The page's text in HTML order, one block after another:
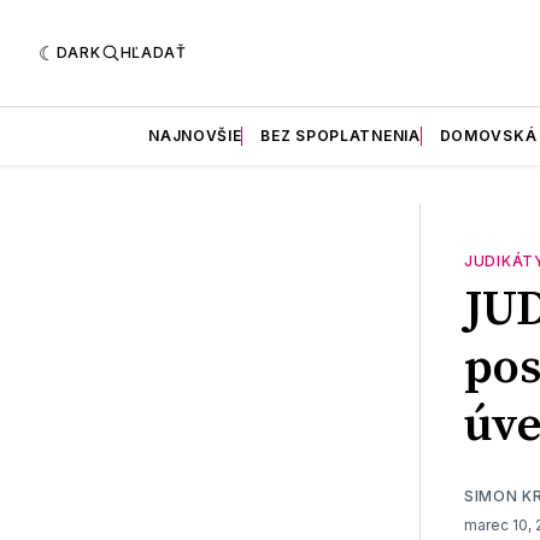
DARK HĽADAŤ
NAJNOVŠIE BEZ SPOPLATNENIA
SIMON
marec 10,